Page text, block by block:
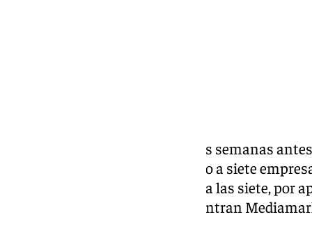
La estrategia de subir los precios semanas
les ha costado caro a siete
ha multado con 350.000 euros, a las siete, por
Entre las sancionadas se encuentran